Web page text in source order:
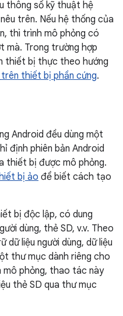
thông số kỹ thuật hệ
trên. Nếu hệ thống của
thì trình mô phỏng có
mà. Trong trường hợp
thiết bị thực theo hướng
thiết bị phần cứng.
Android đều dùng một
định phiên bản Android
thiết bị được mô phỏng.
bị ảo để biết cách tạo
bị độc lập, có dung
dùng, thẻ SD, v.v. Theo
dữ liệu người dùng, dữ liệu
thư mục dành riêng cho
mô phỏng, thao tác này
thẻ SD qua thư mục